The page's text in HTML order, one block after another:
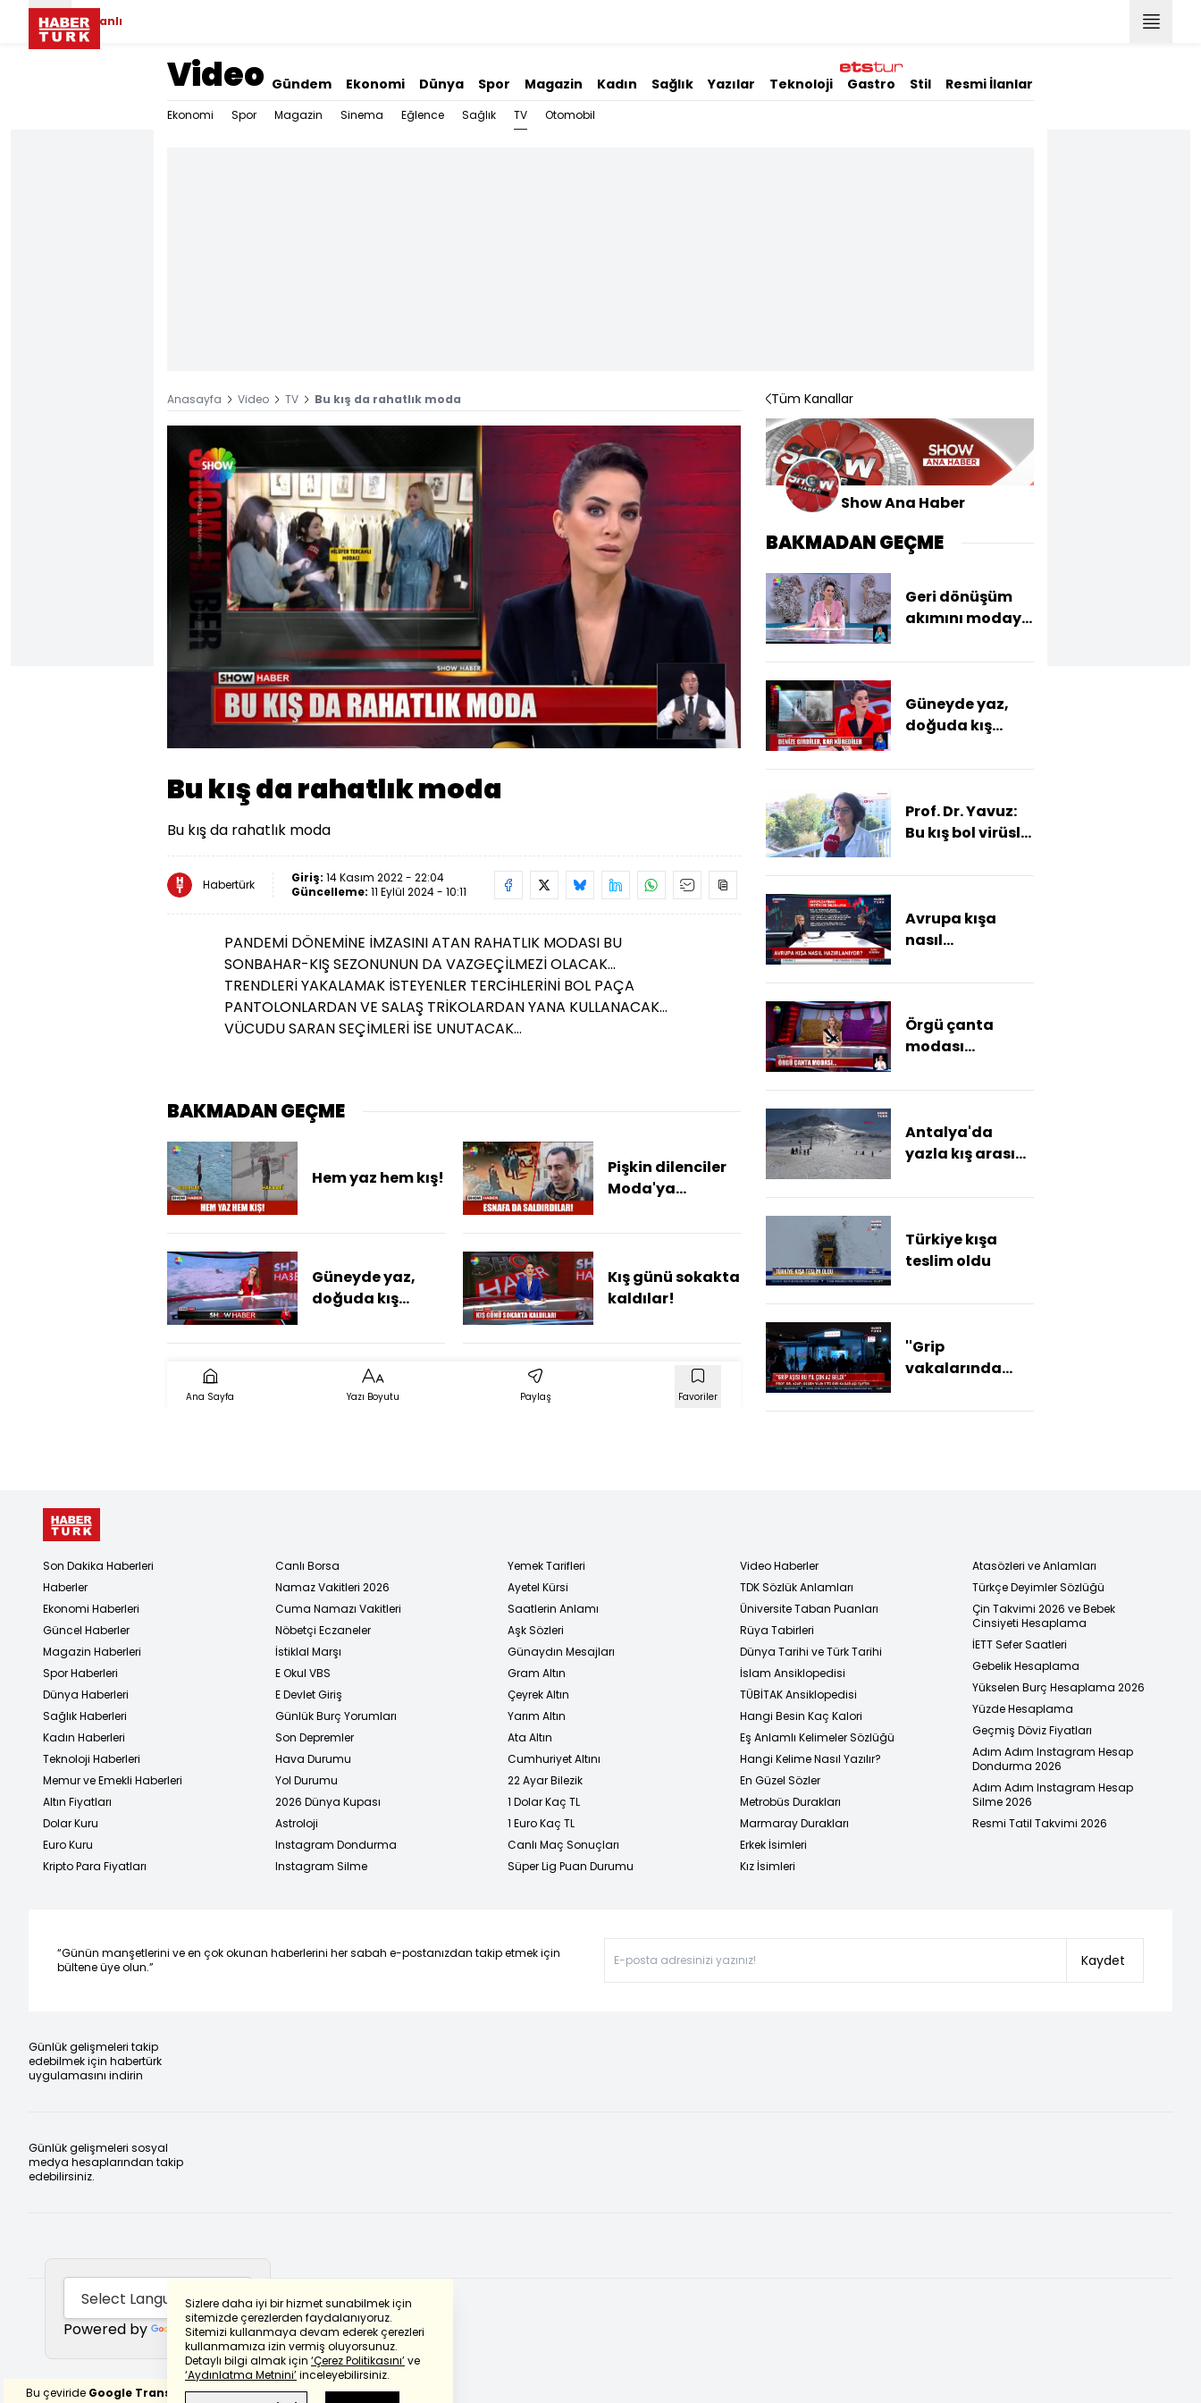
Canlı
Video Gündem Ekonomi Dünya Spor Magazin Kadın Sağlık Yazılar Teknoloji Gastro Stil Resmi İlanlar
Ekonomi Spor Magazin Sinema Eğlence Sağlık TV Otomobil
Anasayfa Video TV Bu kış da rahatlık moda
Yüklendi
43.60%
Oynatma
Bu kış da rahatlık moda
Bu kış da rahatlık moda
Habertürk Giriş: 14 Kasım 2022 - 22:04
Güncelleme: 11 Eylül 2024 - 10:11
PANDEMİ DÖNEMİNE İMZASINI ATAN RAHATLIK MODASI BU
SONBAHAR-KIŞ SEZONUNUN DA VAZGEÇİLMEZİ OLACAK...
TRENDLERİ YAKALAMAK İSTEYENLER TERCİHLERİNİ BOL PAÇA
PANTOLONLARDAN VE SALAŞ TRİKOLARDAN YANA KULLANACAK...
VÜCUDU SARAN SEÇİMLERİ İSE UNUTACAK...
BAKMADAN GEÇME
Hem yaz hem kış!
Pişkin dilenciler
Moda'ya
Güneyde yaz,
doğuda kış...
Kış günü sokakta
kaldılar!
Ana Sayfa Yazı Boyutu Paylaş Favoriler
Tüm Kanallar
Show Ana Haber
BAKMADAN GEÇME
Geri dönüşüm
akımını modaya
Güneyde yaz,
doğuda kış...
Prof. Dr. Yavuz:
Bu kış bol virüslü
Avrupa kışa
nasıl
Örgü çanta
modası...
Antalya'da
yazla kış arası
Türkiye kışa
teslim oldu
''Grip
vakalarında
Sizlere daha iyi bir hizmet sunabilmek için
sitemizde çerezlerden faydalanıyoruz.
Sitemizi kullanmaya devam ederek çerezleri
kullanmamıza izin vermiş oluyorsunuz.
Detaylı bilgi almak için ‘Çerez Politikasını’ve
‘Aydınlatma Metnini’inceleyebilirsiniz.
Son Dakika Haberleri
Haberler
Ekonomi Haberleri
Güncel Haberler
Magazin Haberleri
Spor Haberleri
Dünya Haberleri
Sağlık Haberleri
Kadın Haberleri
Teknoloji Haberleri
Memur ve Emekli Haberleri
Altın Fiyatları
Dolar Kuru
Euro Kuru
Kripto Para Fiyatları
Canlı Borsa
Namaz Vakitleri 2026
Cuma Namazı Vakitleri
Nöbetçi Eczaneler
İstiklal Marşı
E Okul VBS
E Devlet Giriş
Günlük Burç Yorumları
Son Depremler
Hava Durumu
Yol Durumu
2026 Dünya Kupası
Astroloji
Instagram Dondurma
Instagram Silme
Yemek Tarifleri
Ayetel Kürsi
Saatlerin Anlamı
Aşk Sözleri
Günaydın Mesajları
Gram Altın
Çeyrek Altın
Yarım Altın
Ata Altın
Cumhuriyet Altını
22 Ayar Bilezik
1 Dolar Kaç TL
1 Euro Kaç TL
Canlı Maç Sonuçları
Süper Lig Puan Durumu
Video Haberler
TDK Sözlük Anlamları
Üniversite Taban Puanları
Rüya Tabirleri
Dünya Tarihi ve Türk Tarihi
İslam Ansiklopedisi
TÜBİTAK Ansiklopedisi
Hangi Besin Kaç Kalori
Eş Anlamlı Kelimeler Sözlüğü
Hangi Kelime Nasıl Yazılır?
En Güzel Sözler
Metrobüs Durakları
Marmaray Durakları
Erkek İsimleri
Kız İsimleri
Atasözleri ve Anlamları
Türkçe Deyimler Sözlüğü
Çin Takvimi 2026 ve Bebek
Cinsiyeti Hesaplama
İETT Sefer Saatleri
Gebelik Hesaplama
Yükselen Burç Hesaplama 2026
Yüzde Hesaplama
Geçmiş Döviz Fiyatları
Adım Adım Instagram Hesap
Dondurma 2026
Adım Adım Instagram Hesap
Silme 2026
Resmi Tatil Takvimi 2026
“Günün manşetlerini ve en çok okunan haberlerini her sabah e-postanızdan takip etmek için
bültene üye olun.”
Kaydet
Günlük gelişmeleri takip
edebilmek için habertürk
uygulamasını indirin
Günlük gelişmeleri sosyal
medya hesaplarından takip
edebilirsiniz.
Powered by Translate
Bu çeviride Google Transletekullanılmıştır.